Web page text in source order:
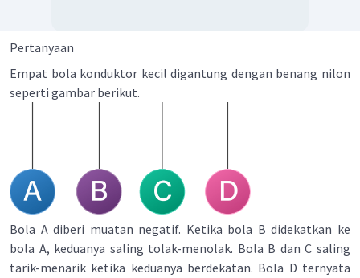
Pertanyaan
Empat bola konduktor kecil digantung dengan benang nilon
seperti gambar berikut.
Bola A diberi muatan negatif. Ketika bola B didekatkan ke
bola A, keduanya saling tolak-menolak. Bola B dan C saling
tarik-menarik ketika keduanya berdekatan. Bola D ternyata